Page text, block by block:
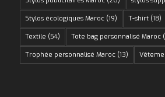
Stylos écologiques Maroc(19) T-shirt(18)
Textile (54) Tote bag personnalisé Maroc
Trophée personnalisé Maroc(13)